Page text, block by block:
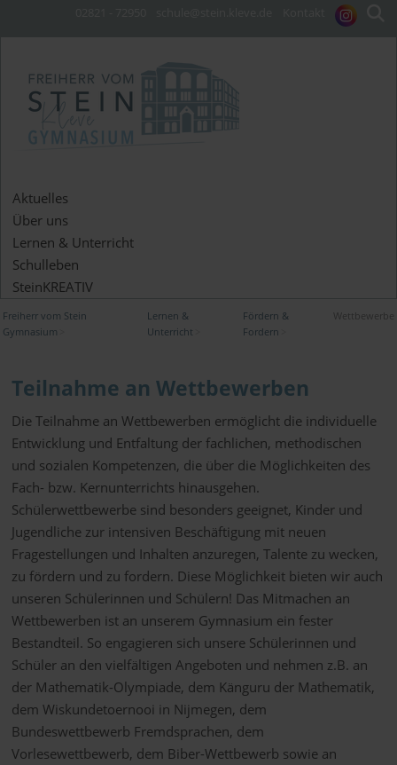
Aktuelles
Über uns
Lernen & Unterricht
Schulleben
SteinKREATIV
Freiherr vom Stein
Gymnasium
Lernen &
Unterricht
Fördern &
Fordern
Wettbewerbe
Teilnahme an Wettbewerben
Die Teilnahme an Wettbewerben ermöglicht die individuelle
Entwicklung und Entfaltung der fachlichen, methodischen
und sozialen Kompetenzen, die über die Möglichkeiten des
Fach- bzw. Kernunterrichts hinausgehen.
Schülerwettbewerbe sind besonders geeignet, Kinder und
Jugendliche zur intensiven Beschäftigung mit neuen
Fragestellungen und Inhalten anzuregen, Talente zu wecken,
zu fördern und zu fordern. Diese Möglichkeit bieten wir auch
unseren Schülerinnen und Schülern! Das Mitmachen an
Wettbewerben ist an unserem Gymnasium ein fester
Bestandteil. So engagieren sich unsere Schülerinnen und
Schüler an den vielfältigen Angeboten und nehmen z.B. an
der Mathematik-Olympiade, dem Känguru der Mathematik,
dem Wiskundetoernooi in Nijmegen, dem
Bundeswettbewerb Fremdsprachen, dem
Vorlesewettbewerb, dem Biber-Wettbewerb sowie an